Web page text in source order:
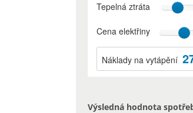
Výsledná hodnota